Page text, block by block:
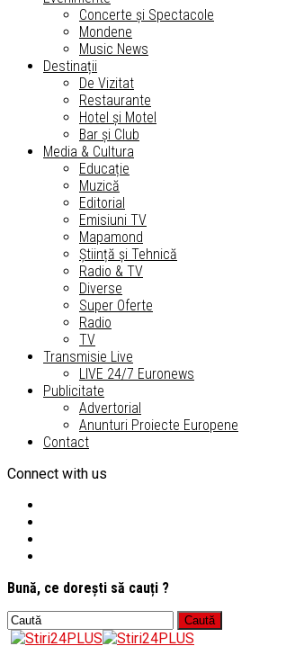
Concerte și Spectacole
Mondene
Music News
Destinații
De Vizitat
Restaurante
Hotel și Motel
Bar și Club
Media & Cultura
Educație
Muzică
Editorial
Emisiuni TV
Mapamond
Știință și Tehnică
Radio & TV
Diverse
Super Oferte
Radio
TV
Transmisie Live
LIVE 24/7 Euronews
Publicitate
Advertorial
Anunturi Proiecte Europene
Contact
Connect with us
Bună, ce dorești să cauți ?